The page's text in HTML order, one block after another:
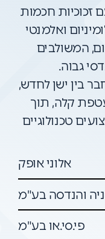
זכוכיות חכמות
ואלמנטי
המשולבים
גבוה.
בין ישן לחדש,
קלה, תוך
טכנולוגיים
אלוני אופק
והנדסה בע"מ
פי.סי.או בע"מ